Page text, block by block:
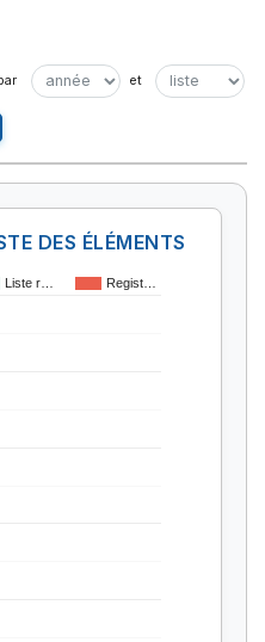
DES ÉLÉMENTS
Liste r… Regist…